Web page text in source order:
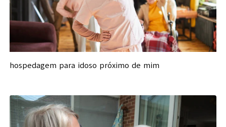
hospedagem para idoso próximo de mim